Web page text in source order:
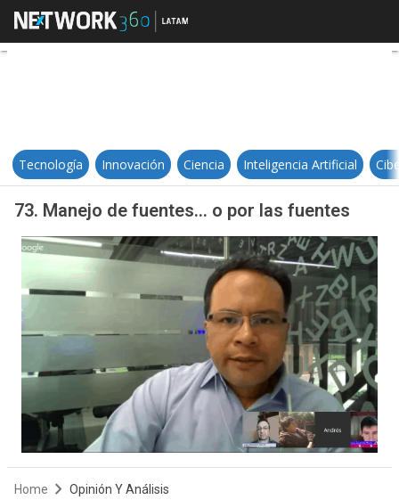
73. Manejo de fuentes… o por
Tecnología Innovación Ciencia Inteligencia Artificial
73. Manejo de fuentes… o por las fuentes
Home Opinión Y Análisis